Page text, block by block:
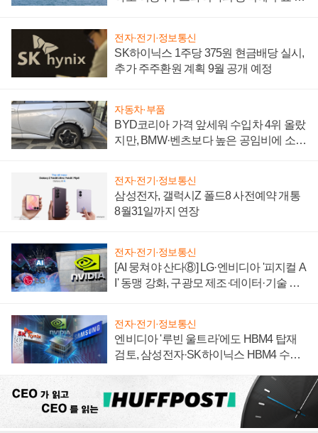
전자·전기·정보통신
SK하이닉스 1주당 375원 현금배당 실시,
추가 주주환원 계획 9월 공개 예정
자동차·부품
BYD코리아 가격 앞세워 수입차 4위 올랐
지만, BMW·벤츠보다 높은 공임비에 소비
전자·전기·정보통신
삼성전자, 갤럭시Z 폴드8 사전예약 개통
8월31일까지 연장
전자·전기·정보통신
[AI 뭉쳐야 산다⑧] LG·엔비디아 '피지컬 A
I' 동맹 강화, 구광모 제조·데이터·기술 결
전자·전기·정보통신
엔비디아 '루빈 울트라'에도 HBM4 탑재
검토, 삼성전자·SK하이닉스 HBM4 수율